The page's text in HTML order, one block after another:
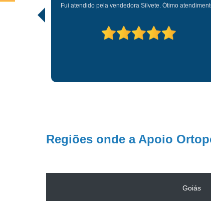
preciso d alguma coisa eles m atendem
Regiões onde a Apoio
Goiás